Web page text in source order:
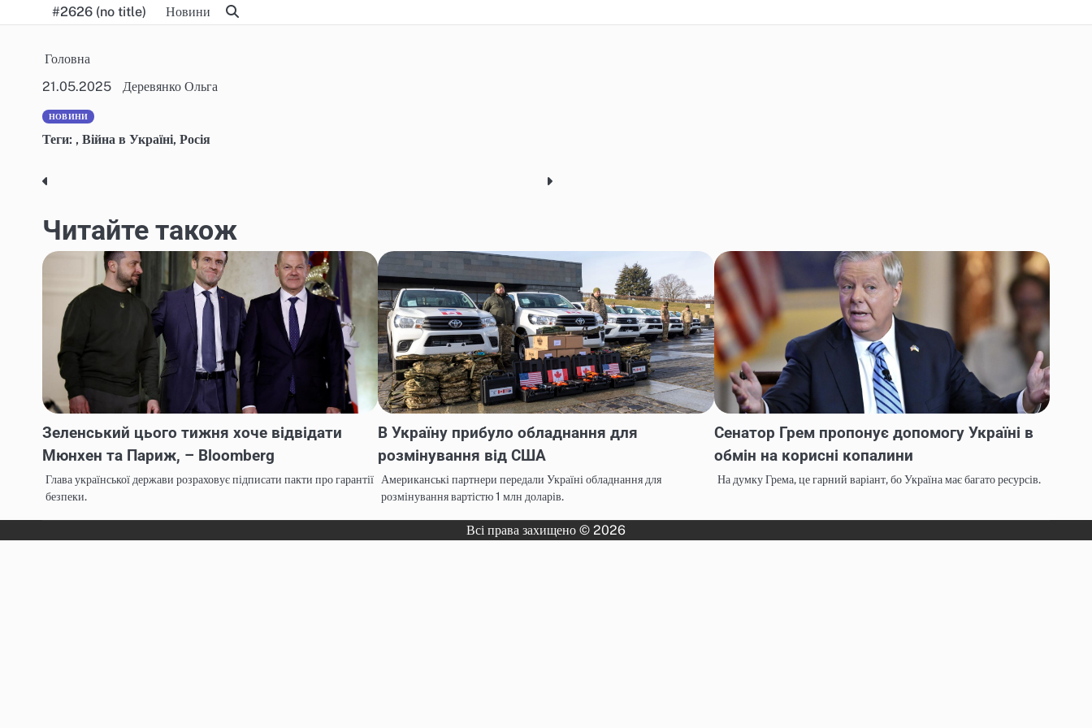
to
#2626 (no title) Новини
Головна
21.05.2025
Деревянко Ольга
НОВИНИ
Теги: , Війна в Україні, Росія
Post
navigation
Читайте також
Зеленський цього тижня хоче відвідати
Мюнхен та Париж, – Bloomberg
Глава української держави розраховує підписати пакти про гарантії
безпеки.
В Україну прибуло обладнання для
розмінування від США
Американські партнери передали Україні обладнання для
розмінування вартістю 1 млн доларів.
Сенатор Грем пропонує допомогу Україні в
обмін на корисні копалини
На думку Грема, це гарний варіант, бо Україна має багато ресурсів.
Всі права захищено © 2026